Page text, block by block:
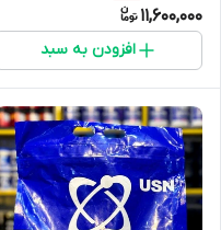
11,600,000
افزودن به سبد